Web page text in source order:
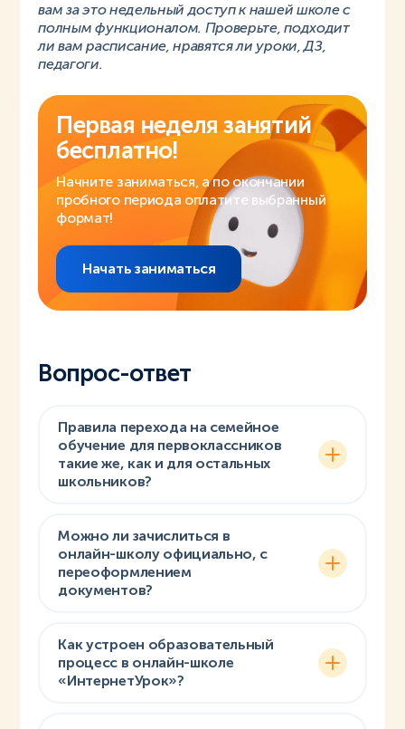
вам за это недельный доступ к нашей школе с
полным функционалом. Проверьте, подходит
ли вам расписание, нравятся ли уроки, ДЗ,
педагоги.
Первая неделя занятий
бесплатно!
Начните заниматься, а по окончании
пробного периода оплатите выбранный
формат!
Начать заниматься
Вопрос-ответ
Правила перехода на семейное
обучение для первоклассников
такие же, как и для остальных
школьников?
Можно ли зачислиться в
онлайн-школу официально, с
переоформлением
документов?
Как устроен образовательный
процесс в онлайн-школе
«ИнтернетУрок»?